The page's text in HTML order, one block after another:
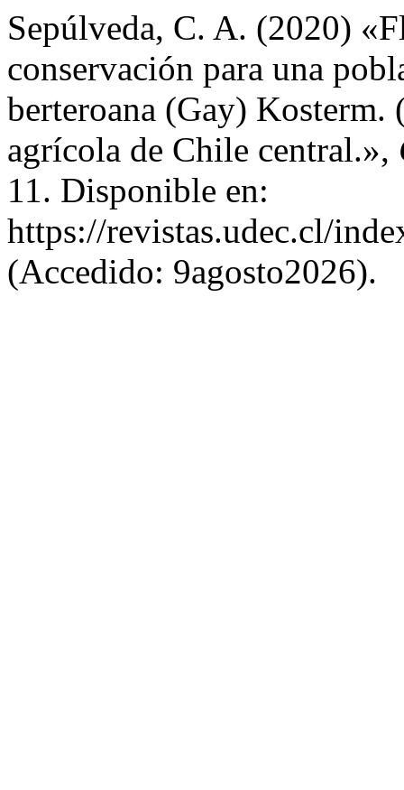
Sepúlveda, C. A. (2020)
conservación para una
berteroana (Gay) Kosterm.
agrícola de Chile central.»,
11. Disponible en:
https://revistas.udec.cl/
(Accedido: 9agosto2026).